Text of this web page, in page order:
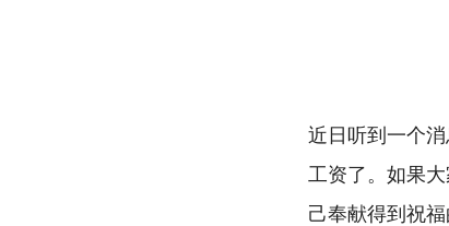
近日听到一个
工资了。如果
己奉献得到祝